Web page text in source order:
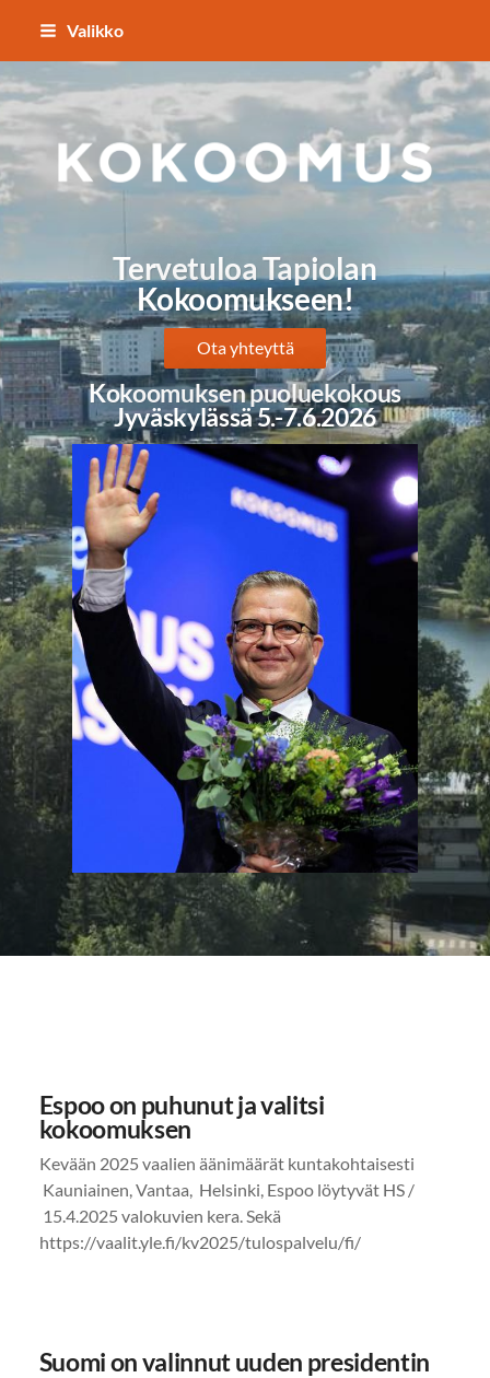
Siirry
sisältöön
Valikko
TAPIOLAN
Tervetuloa Tapiolan
Kokoomukseen!
Ota yhteyttä
Kokoomuksen puoluekokous
Jyväskylässä 5.-7.6.2026
Espoo on puhunut ja valitsi
kokoomuksen
Kevään 2025 vaalien äänimäärät kuntakohtaisesti
Kauniainen, Vantaa, Helsinki, Espoo löytyvät HS /
15.4.2025 valokuvien kera. Sekä
https://vaalit.yle.fi/kv2025/tulospalvelu/fi/
Suomi on valinnut uuden presidentin